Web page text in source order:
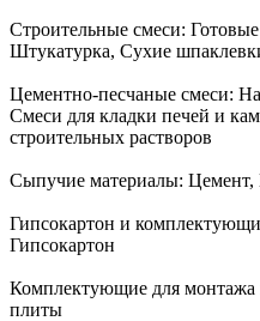
Строительные смеси:
Штукатурка, Сухие
Цементно-песчаные смеси:
Смеси для кладки печей и
строительных растворов
Сыпучие материалы: Цемент,
Гипсокартон и
Гипсокартон
Комплектующие для монтажа
плиты